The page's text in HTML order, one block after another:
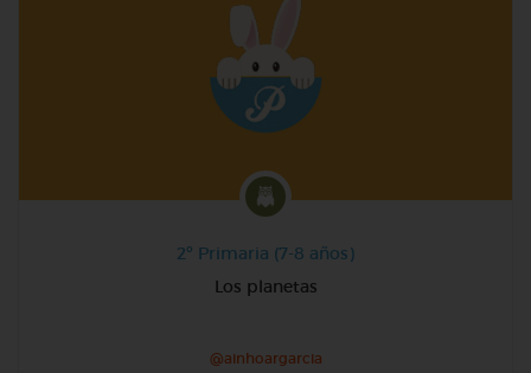
2º Primaria (7-8 años)
Los planetas
@ainhoargarcia